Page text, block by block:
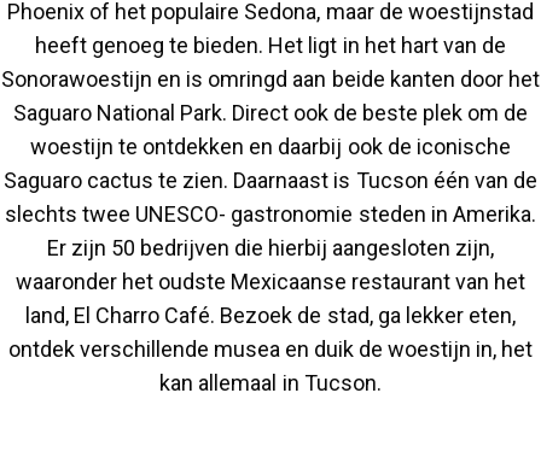
Phoenix of het populaire Sedona, maar de woestijnstad
heeft genoeg te bieden. Het ligt in het hart van de
Sonorawoestijn en is omringd aan beide kanten door het
Saguaro National Park. Direct ook de beste plek om de
woestijn te ontdekken en daarbij ook de iconische
Saguaro cactus te zien. Daarnaast is Tucson één van de
slechts twee UNESCO- gastronomie steden in Amerika.
Er zijn 50 bedrijven die hierbij aangesloten zijn,
waaronder het oudste Mexicaanse restaurant van het
land, El Charro Café. Bezoek de stad, ga lekker eten,
ontdek verschillende musea en duik de woestijn in, het
kan allemaal in Tucson.